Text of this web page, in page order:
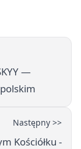
—
Następny >>
Kościółku -